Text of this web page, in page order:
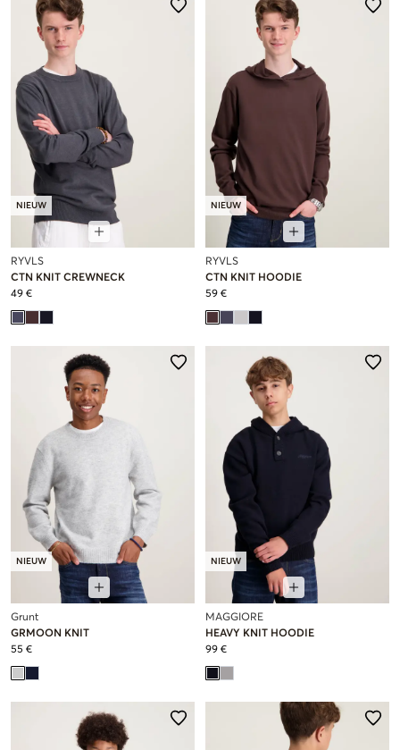
NIEUW
RYVLS
CTN KNIT CREWNECK
49 €
NIEUW
RYVLS
CTN KNIT HOODIE
59 €
NIEUW
Grunt
GRMOON KNIT
55 €
NIEUW
MAGGIORE
HEAVY KNIT HOODIE
99 €